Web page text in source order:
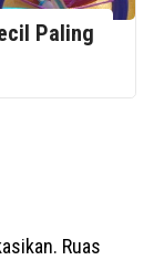
Paling
Ruas